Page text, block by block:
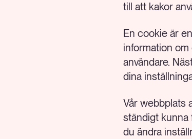
till att kakor
En cookie är
information
användare.
dina
Vår webbplats
ständigt kunna
du ändra